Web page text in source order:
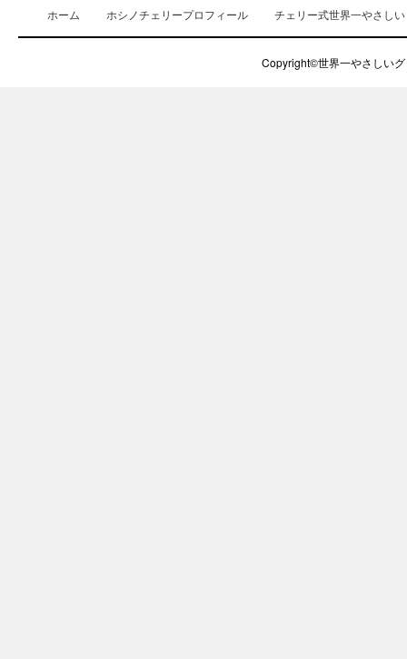
ホーム ホシノチェリープロフィール チェリー式世界一やさし
Copyright©世界一やさしい